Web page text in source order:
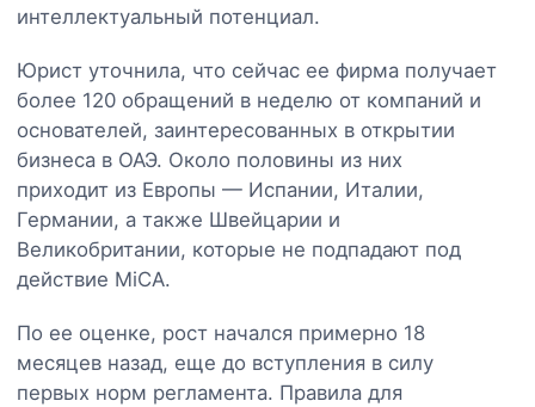
интеллектуальный потенциал.
Юрист уточнила, что сейчас ее фирма получает
более 120 обращений в неделю от компаний и
основателей, заинтересованных в открытии
бизнеса в ОАЭ. Около половины из них
приходит из Европы — Испании, Италии,
Германии, а также Швейцарии и
Великобритании, которые не подпадают под
действие MiCA.
По ее оценке, рост начался примерно 18
месяцев назад, еще до вступления в силу
первых норм регламента. Правила для